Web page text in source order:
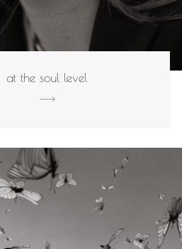
at the soul level